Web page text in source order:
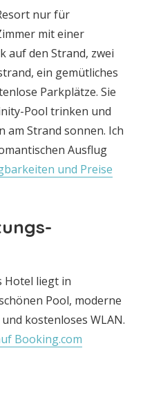
nur für
mit einer
auf den Strand, zwei
ein gemütliches
Parkplätze. Sie
Pool trinken und
am Strand sonnen. Ich
Ausflug
und Preise
Hotel liegt in
Pool, moderne
kostenloses WLAN.
Booking.com